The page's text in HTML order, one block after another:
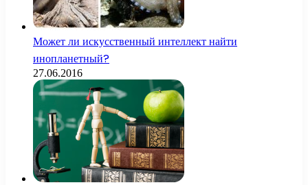
Может ли искусственный интеллект найти
инопланетный?
27.06.2016